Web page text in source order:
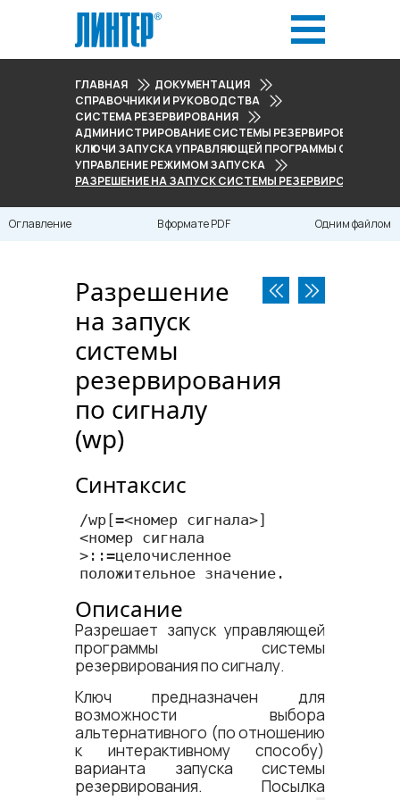
ГЛАВНАЯ
ДОКУМЕНТАЦИЯ
СПРАВОЧНИКИ И РУКОВОДСТВА
СИСТЕМА РЕЗЕРВИРОВАНИЯ
АДМИНИСТРИРОВАНИЕ СИСТЕМЫ РЕЗЕРВИРОВАНИЯ
КЛЮЧИ ЗАПУСКА УПРАВЛЯЮЩЕЙ ПРОГРАММЫ СИСТЕМЫ
УПРАВЛЕНИЕ РЕЖИМОМ ЗАПУСКА
РАЗРЕШЕНИЕ НА ЗАПУСК СИСТЕМЫ РЕЗЕРВИРОВАНИЯ
Оглавление В формате PDF Одним файлом
Разрешение
на запуск
системы
резервирования
по сигналу
(wp)
Синтаксис
/wp[=<​номер сигнала​>]
<​номер сигнала​
>::=целочисленное
положительное значение.
Описание
Разрешает запуск управляющей
программы системы
резервирования по сигналу.
Ключ предназначен для
возможности выбора
альтернативного (по отношению
к интерактивному способу)
варианта запуска системы
резервирования. Посылка